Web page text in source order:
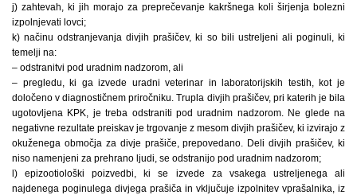
j) zahtevah, ki jih morajo za preprečevanje kakršnega koli širjenja bolezni
izpolnjevati lovci;
k) načinu odstranjevanja divjih prašičev, ki so bili ustreljeni ali poginuli, ki
temelji na:
– odstranitvi pod uradnim nadzorom, ali
– pregledu, ki ga izvede uradni veterinar in laboratorijskih testih, kot je
določeno v diagnostičnem priročniku. Trupla divjih prašičev, pri katerih je bila
ugotovljena KPK, je treba odstraniti pod uradnim nadzorom. Ne glede na
negativne rezultate preiskav je trgovanje z mesom divjih prašičev, ki izvirajo z
okuženega območja za divje prašiče, prepovedano. Deli divjih prašičev, ki
niso namenjeni za prehrano ljudi, se odstranijo pod uradnim nadzorom;
l) epizootiološki poizvedbi, ki se izvede za vsakega ustreljenega ali
najdenega poginulega divjega prašiča in vključuje izpolnitev vprašalnika, iz